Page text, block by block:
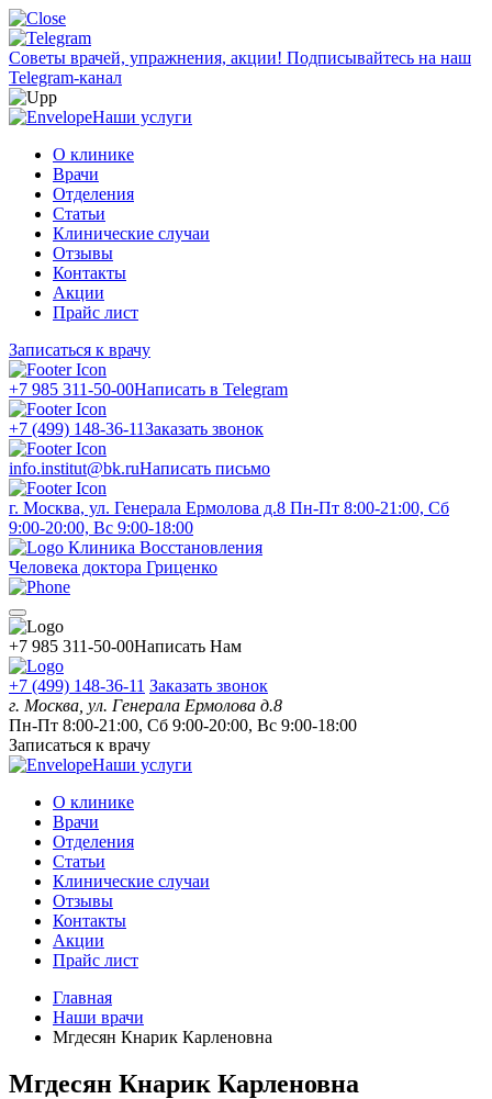
Советы врачей, упражнения, акции! Подписывайтесь на наш
Telegram-канал
Наши услуги
О клинике
Врачи
Отделения
Статьи
Клинические случаи
Отзывы
Контакты
Акции
Прайс лист
Записаться к врачу
+7 985 311-50-00Написать в Telegram
+7 (499) 148-36-11Заказать звонок
info.institut@bk.ruНаписать письмо
г. Москва, ул. Генерала Ермолова д.8 Пн-Пт 8:00-21:00, Сб
9:00-20:00, Вс 9:00-18:00
Клиника Восстановления
Человека доктора Гриценко
+7 985 311-50-00Написать Нам
+7 (499) 148-36-11 Заказать звонок
г. Москва, ул. Генерала Ермолова д.8
Пн-Пт 8:00-21:00, Сб 9:00-20:00, Вс 9:00-18:00
Записаться к врачу
Наши услуги
О клинике
Врачи
Отделения
Статьи
Клинические случаи
Отзывы
Контакты
Акции
Прайс лист
Главная
Наши врачи
Мгдесян Кнарик Карленовна
Мгдесян Кнарик Карленовна